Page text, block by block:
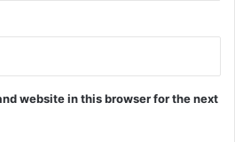
website in this browser for the next